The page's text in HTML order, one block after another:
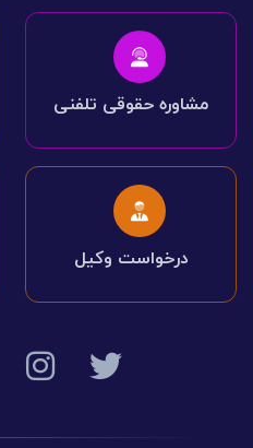
مشاوره حقوقی تلفنی
درخواست وکیل